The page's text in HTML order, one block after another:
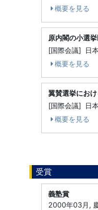
概要を見る
原内閣の小選
[国際会議] 日
概要を見る
翼賛選挙にお
[国際会議] 日
概要を見る
受賞
義塾賞
2000年03月,